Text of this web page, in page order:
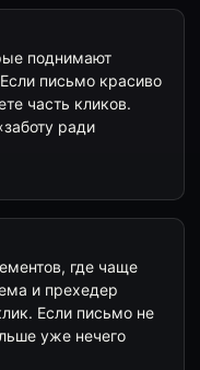
поднимают
письмо красиво
часть кликов.
ради
где чаще
и прехедер
Если письмо не
уже нечего